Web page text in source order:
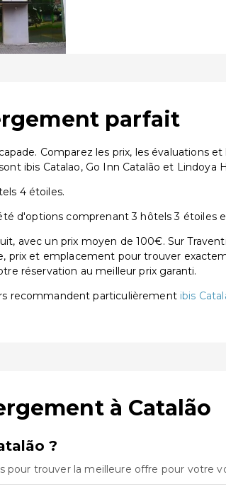
parfait
Comparez les prix, les évaluations
ibis Catalao, Go Inn Catalão et Lindoya
4 étoiles.
d'options comprenant 3 hôtels 3 étoiles
avec un prix moyen de 100€. Sur
prix et emplacement pour trouver
réservation au meilleur prix garanti.
recommandent particulièrement ibis
à Catalão
?
pour trouver la meilleure offre pour votre